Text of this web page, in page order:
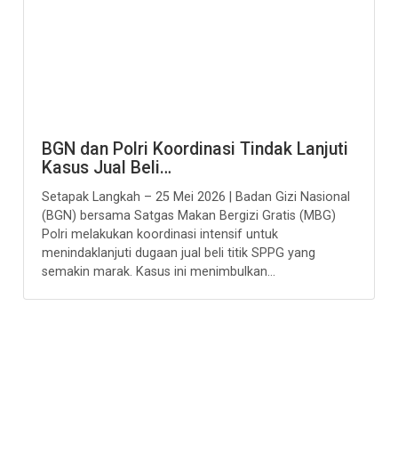
BGN dan Polri Koordinasi Tindak Lanjuti
Kasus Jual Beli…
Setapak Langkah – 25 Mei 2026 | Badan Gizi Nasional
(BGN) bersama Satgas Makan Bergizi Gratis (MBG)
Polri melakukan koordinasi intensif untuk
menindaklanjuti dugaan jual beli titik SPPG yang
semakin marak. Kasus ini menimbulkan...